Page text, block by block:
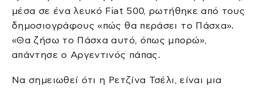
μέσα σε ένα λευκό Fiat 500, ρωτήθηκε από τους
δημοσιογράφους «πώς θα περάσει το Πάσχα».
«Θα ζήσω το Πάσχα αυτό, όπως μπορώ»,
απάντησε ο Αργεντινός πάπας.
Να σημειωθεί ότι η Ρετζίνα Τσέλι, είναι μια